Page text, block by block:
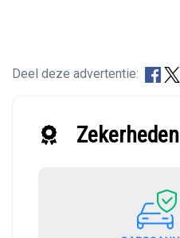
Deel deze advertentie:
Zekerheden